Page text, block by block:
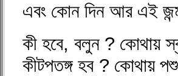
এবং কোন দিন আর এই
কী হবে, বলুন ? কোথায়
কীটপতঙ্গ হব ? কোথায়